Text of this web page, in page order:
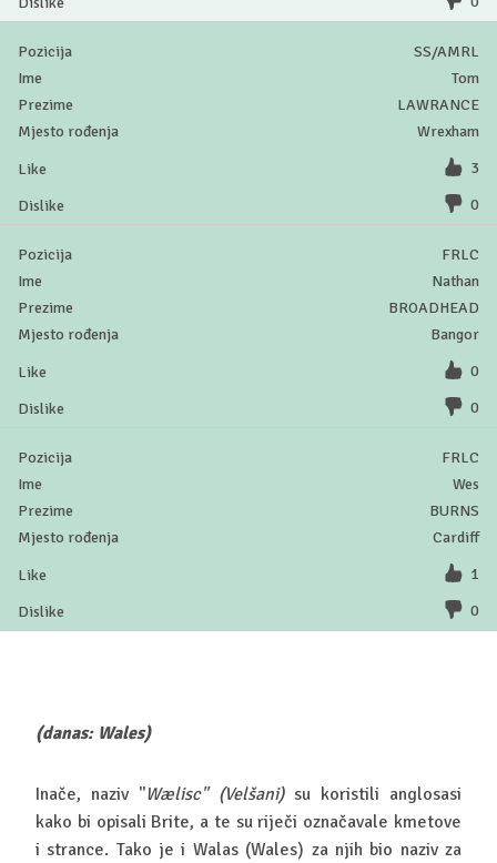
SS/AMRL
Tom
LAWRANCE
Wrexham
3
0
FRLC
Nathan
BROADHEAD
Bangor
0
0
FRLC
Wes
BURNS
Cardiff
1
0
(danas: Wales)
Inače, naziv ''Wælisc'' (Velšani) su koristili anglosasi
kako bi opisali Brite, a te su riječi označavale kmetove
i strance. Tako je i Walas (Wales) za njih bio naziv za